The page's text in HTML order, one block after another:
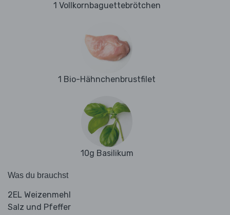
1 Vollkornbaguettebrötchen
1 Bio-Hähnchenbrustfilet
10g Basilikum
Was du brauchst
2EL Weizenmehl
Salz und Pfeffer